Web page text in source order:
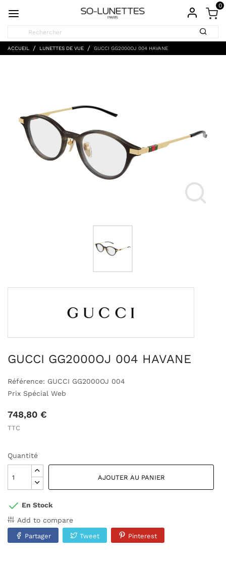
0
ACCUEIL LUNETTES DE VUE GUCCI GG2000OJ 004 HAVANE
GUCCI GG2000OJ 004 HAVANE
Référence: GUCCI GG2000OJ 004
Prix Spécial Web
748,80 €
TTC
Quantité
AJOUTER AU PANIER
En Stock
Add to compare
Partager Tweet Pinterest